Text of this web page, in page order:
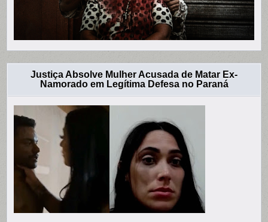
Justiça Absolve Mulher Acusada de Matar Ex-
Namorado em Legítima Defesa no Paraná